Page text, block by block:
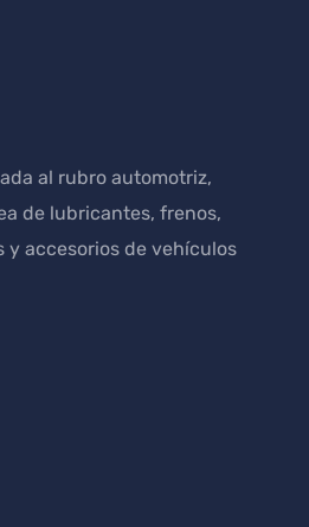
al rubro automotriz,
de lubricantes, frenos,
y accesorios de vehículos